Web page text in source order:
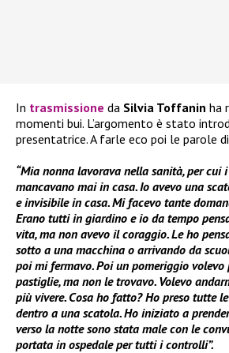
In trasmissione da Silvia Toffanin ha
momenti bui. L’argomento è stato
presentatrice. A farle eco poi le parole di
“Mia nonna lavorava nella sanità, per cui
mancavano mai in casa. Io avevo una
e invisibile in casa. Mi facevo tante
Erano tutti in giardino e io da tempo
vita, ma non avevo il coraggio. Le ho
sotto a una macchina o arrivando da
poi mi fermavo. Poi un pomeriggio volevo
pastiglie, ma non le trovavo. Volevo
più vivere. Cosa ho fatto? Ho preso tutte
dentro a una scatola. Ho iniziato a
verso la notte sono stata male con le
portata in ospedale per tutti i controlli”.